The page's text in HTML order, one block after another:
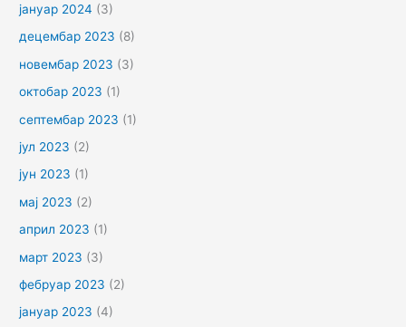
јануар 2024 (3)
децембар 2023 (8)
новембар 2023 (3)
октобар 2023 (1)
септембар 2023 (1)
јул 2023 (2)
јун 2023 (1)
мај 2023 (2)
април 2023 (1)
март 2023 (3)
фебруар 2023 (2)
јануар 2023 (4)